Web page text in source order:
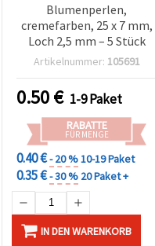
Blumenperlen,
cremefarben, 25 x 7 mm,
Loch 2,5 mm – 5 Stück
Artikelnummer: 105691
0.50€ 1-9 Paket
RABATTE
FÜR MENGE
0.40 €- 20 %10-19 Paket
0.35 €- 30 % 20 Paket +
IN DEN WARENKORB